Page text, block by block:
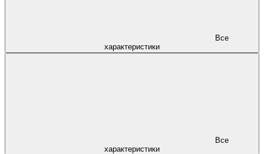
характеристики
характеристики